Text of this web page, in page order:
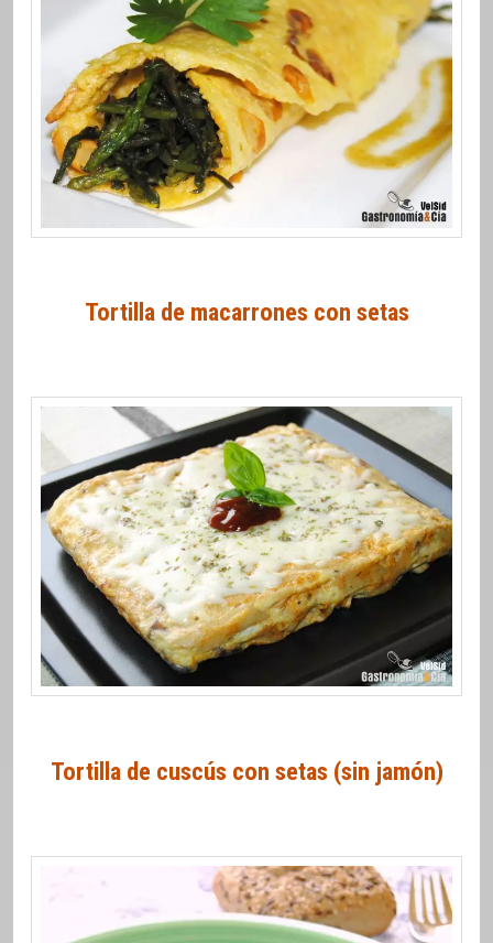
Tortilla de macarrones con setas
Tortilla de cuscús con setas (sin jamón)